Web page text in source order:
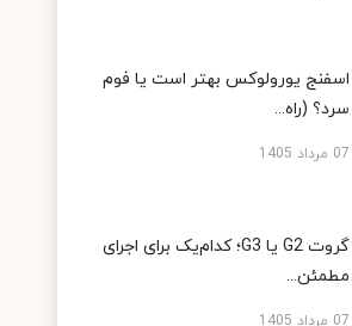
اسفنج یورولوکس بهتر است یا فوم
سرد؟ (راه...
07 مرداد 1405
گروت G2 یا G3؛ کدام‌یک برای اجرای
مطمئن...
07 مرداد 1405